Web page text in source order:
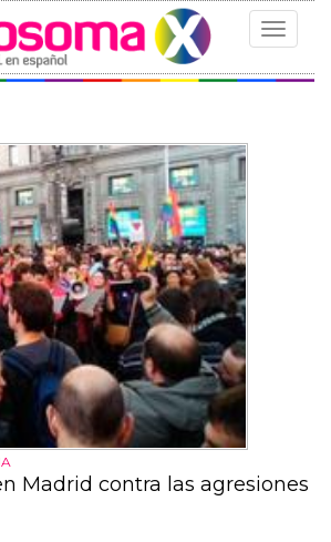
Toggle
Madrid contra las agresiones